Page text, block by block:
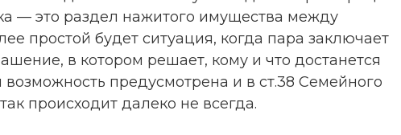
— это раздел нажитого имущества между
простой будет ситуация, когда пара заключает
в котором решает, кому и что достанется
возможность предусмотрена и в ст.38 Семейного
происходит далеко не всегда.